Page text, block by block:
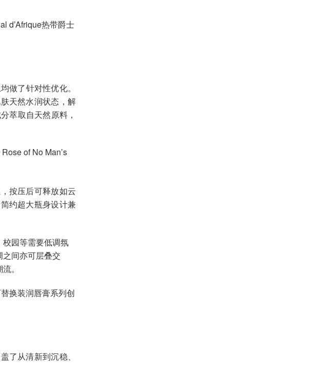
d’Afrique热带爵士
做了针对性优化。
天然水润状态，解
萃取自天然原料，
of No Man’s
按压后可释放如云
约超大瓶身设计兼
园等需要低调氛
间亦可层叠交
。
换装润唇膏系列创
了从清新到沉稳、